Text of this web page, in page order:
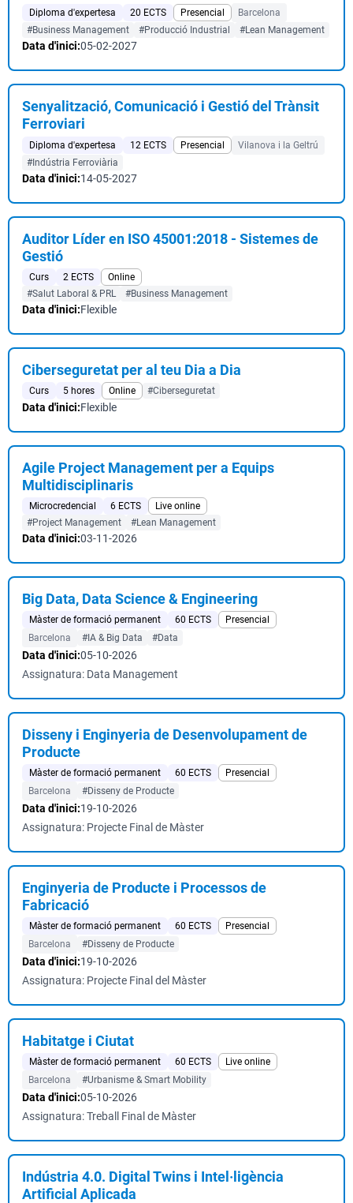
Diploma d'expertesa 20 ECTS Presencial
Barcelona
#Business Management
#Producció Industrial #Lean Management
Data d'inici:05-02-2027
Senyalització, Comunicació i Gestió del Trànsit
Ferroviari
Diploma d'expertesa 12 ECTS Presencial
Vilanova i la Geltrú
#Indústria Ferroviària
Data d'inici:14-05-2027
Auditor Líder en ISO 45001:2018 - Sistemes de
Gestió
Curs 2 ECTS
Online
#Salut Laboral & PRL
#Business Management
Data d'inici:Flexible
Ciberseguretat per al teu Dia a Dia
Curs 5 hores Online #Ciberseguretat
Data d'inici:Flexible
Agile Project Management per a Equips
Multidisciplinaris
Microcredencial 6 ECTS
Live online
#Project Management
#Lean Management
Data d'inici:03-11-2026
Big Data, Data Science & Engineering
Màster de formació permanent 60 ECTS
Presencial
Barcelona
#IA & Big Data #Data
Data d'inici:05-10-2026
Assignatura: Data Management
Disseny i Enginyeria de Desenvolupament de
Producte
Màster de formació permanent 60 ECTS
Presencial
Barcelona
#Disseny de Producte
Data d'inici:19-10-2026
Assignatura: Projecte Final de Màster
Enginyeria de Producte i Processos de
Fabricació
Màster de formació permanent 60 ECTS
Presencial
Barcelona
#Disseny de Producte
Data d'inici:19-10-2026
Assignatura: Projecte Final del Màster
Habitatge i Ciutat
Màster de formació permanent 60 ECTS
Live online
Barcelona
#Urbanisme & Smart Mobility
Data d'inici:05-10-2026
Assignatura: Treball Final de Màster
Indústria 4.0. Digital Twins i Intel·ligència
Artificial Aplicada